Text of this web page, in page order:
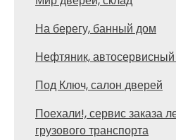
На берегу, банный дом
Нефтяник,
Под Ключ, салон дверей
Поехали!, сервис заказа
грузового транспорта